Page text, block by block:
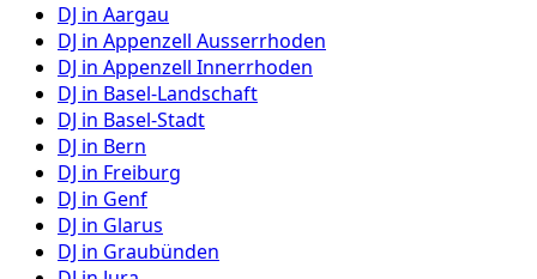
DJ in Aargau
DJ in Appenzell Ausserrhoden
DJ in Appenzell Innerrhoden
DJ in Basel-Landschaft
DJ in Basel-Stadt
DJ in Bern
DJ in Freiburg
DJ in Genf
DJ in Glarus
DJ in Graubünden